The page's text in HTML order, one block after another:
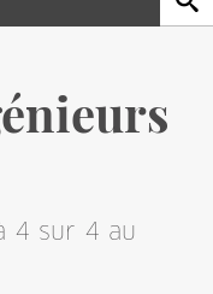
4 sur 4 au